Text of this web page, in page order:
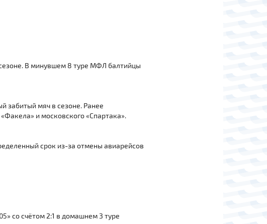
В минувшем 8 туре МФЛ балтийцы
забитый мяч в сезоне. Ранее
и московского «Спартака».
срок из-за отмены авиарейсов
со счётом 2:1 в домашнем 3 туре